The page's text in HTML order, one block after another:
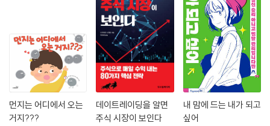
먼지는 어디에서 오는
거지???
데이트레이딩을 알면
주식 시장이 보인다
내 맘에 드는 내가 되고
싶어